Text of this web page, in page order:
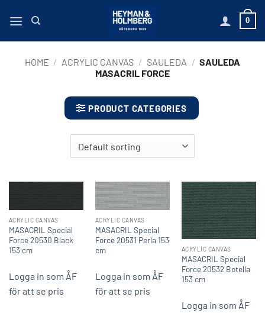
0
HOME / ACRYLIC CANVAS / SAULEDA / SAULEDA
MASACRIL FORCE
PRODUCT CATEGORIES
ACRYLIC CANVAS
MASACRIL Special
Force 20530 Black
153 cm
Logga in som ÅF
för att se pris
ACRYLIC CANVAS
MASACRIL Special
Force 20531 Perla 153
cm
Logga in som ÅF
för att se pris
ACRYLIC CANVAS
MASACRIL Special
Force 20532 Botella
153 cm
Logga in som ÅF